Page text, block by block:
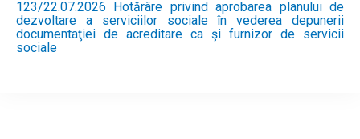
123/22.07.2026 Hotărâre privind aprobarea planului de
dezvoltare a serviciilor sociale în vederea depunerii
documentaţiei de acreditare ca şi furnizor de servicii
sociale